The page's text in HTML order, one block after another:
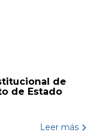
de
de Estado
Leer más